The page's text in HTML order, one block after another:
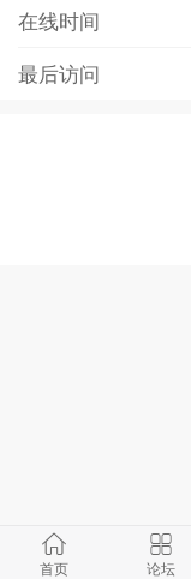
在线时间
最后访问
首页 论坛